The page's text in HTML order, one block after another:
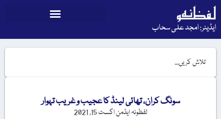
ایڈیٹر: امجد علی سحاب
سونگ کران، تھائی لینڈ کا عجیب و غریب تہوار
لفظونہ ایڈمناگست 15, 2021